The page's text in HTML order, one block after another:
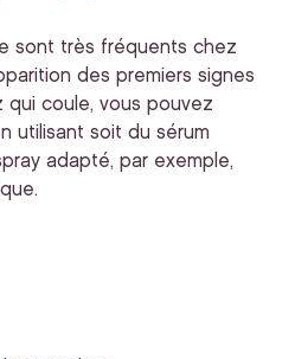
sont très fréquents chez
des premiers signes
coule, vous pouvez
utilisant soit du sérum
adapté, par exemple,